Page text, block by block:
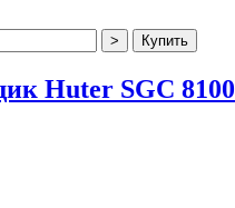
Huter SGC 8100